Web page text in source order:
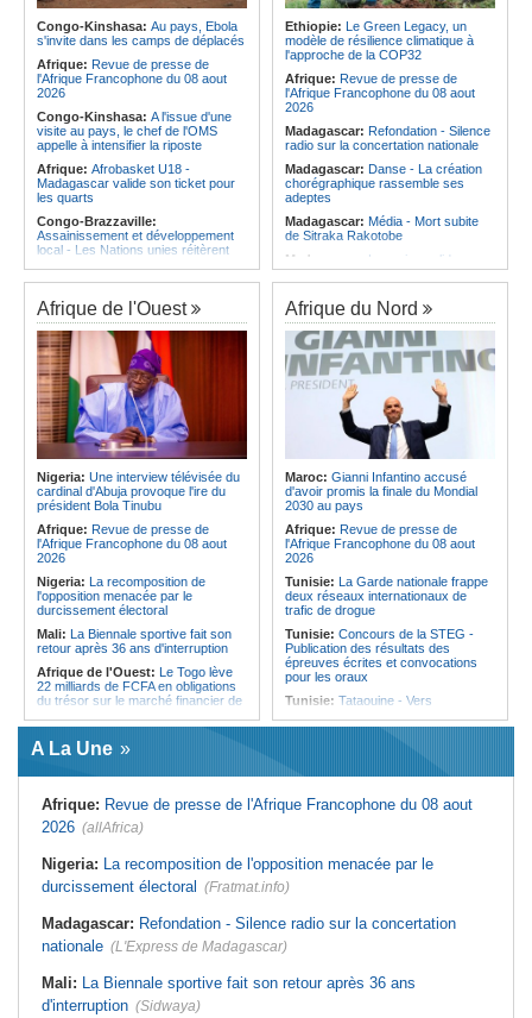
Afrique:Le roman-photo de la
phase de groupes de la
TotalEnergies CAF Coupe d'Afrique
Féminine, Maroc 2026
Afrique:Présentation du Groupe
d'Étude Technique (TSG) de la
des Nations Féminine, Maroc 2026
les services rendus à la Patrie
Angola:Le président de
l'Assemblée nationale en mission
d'évaluation de l'activité
parlementaire de Lunda-Sul
Congo-Kinshasa: Au pays, Ebola
s'invite dans les camps de déplacés
Afrique: Revue de presse de
l'Afrique Francophone du 08 aout
2026
Congo-Kinshasa: A l'issue d'une
visite au pays, le chef de l'OMS
appelle à intensifier la riposte
Afrique: Afrobasket U18 -
Madagascar valide son ticket pour
les quarts
Congo-Brazzaville:
Assainissement et développement
local - Les Nations unies réitèrent
Angola:Le pays a achevé 89 % du
déminage des 911 zones minées
Angola:Des élèves angolais
remportent plus de 50 médailles aux
Olympiades de mathématiques en
Angleterre
Angola:Petro qualifié pour les
demi-finales du championnat
national féminin
Angola:Baisse des cas de
tuberculose au premier semestre
dans la province de Cunene
Angola:Le pétrole brut Brent
s'échange en territoire positif
Ethiopie: Le Green Legacy, un
modèle de résilience climatique à
l'approche de la COP32
Afrique: Revue de presse de
l'Afrique Francophone du 08 aout
2026
Madagascar: Refondation - Silence
radio sur la concertation nationale
Madagascar: Danse - La création
chorégraphique rassemble ses
adeptes
Madagascar: Média - Mort subite
de Sitraka Rakotobe
Madagascar: Les reins solides
Madagascar:Vol à la tire - Un
en prison
Madagascar:Athlétisme - 100
mètres - Junior Tsiravay et Zo
Rakotonary co-champions
Madagascar:
Rakotondramiara, Président du
Rouge - « Aucun retour
d'investissement pour les petits
Agroalimentaire - Les
boissons locales conquièrent le
marché
Afrique de l'Ouest
Nigeria: Une interview télévisée du
cardinal d'Abuja provoque l'ire du
président Bola Tinubu
Afrique: Revue de presse de
l'Afrique Francophone du 08 aout
2026
Nigeria: La recomposition de
l'opposition menacée par le
durcissement électoral
Mali: La Biennale sportive fait son
retour après 36 ans d'interruption
Afrique de l'Ouest: Le Togo lève
22 milliards de FCFA en obligations
du trésor sur le marché financier de
Sénégal:
l'élaboration des projets culturels
du football au Sénégal' prévue mardi
à Dakar
Banque mondiale salue les
préparatifs et l'expertise du Comité
d'organisation
d'urgence - L'Etat vise à rendre
opérationnels 32 blocs opératoires
d'ici à 2027
Sénégal:
Assurance islamique - Le
FDMI signe une convention de
financement avec SEN Assurance
Afrique du Nord
Maroc: Gianni Infantino accusé
d'avoir promis la finale du Mondial
2030 au pays
Afrique: Revue de presse de
l'Afrique Francophone du 08 aout
2026
Tunisie: La Garde nationale frappe
deux réseaux internationaux de
trafic de drogue
Tunisie: Concours de la STEG -
Publication des résultats des
épreuves écrites et convocations
pour les oraux
Tunisie: Tataouine - Vers
défigurent le paysage urbain
dans une boulangerie
Tunisie:TGM - Les incivilités et
Tunisie:
Phosphate tunisien - Les
États-Unis mettent plus de 1,5
million de dollars sur la table pour
Tunisie:« Kharjet lahrayer » le 13
août - Le sefsari à l'honneur lors
d'une parade à Tunis et à Sfax
Tunisie:
La CTN dément - Pas
d'annulation de traversées mais des
A La Une
Afrique: Revue de presse de l'Afrique Francophone du 08 aout
2026 (allAfrica)
Nigeria: La recomposition de l'opposition menacée par le
durcissement électoral (Fratmat.info)
Madagascar: Refondation - Silence radio sur la concertation
nationale (L'Express de Madagascar)
Mali: La Biennale sportive fait son retour après 36 ans
d'interruption (Sidwaya)